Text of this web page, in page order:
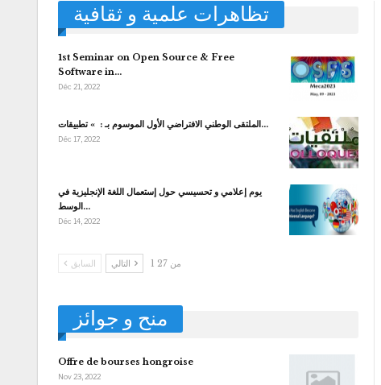
تظاهرات علمية و ثقافية
1st Seminar on Open Source & Free
Software in…
Déc 21, 2022
الملتقى الوطني الافتراضي الأول الموسوم بـ : » تطبيقات…
Déc 17, 2022
يوم إعلامي و تحسيسي حول إستعمال اللغة الإنجليزية في
الوسط…
Déc 14, 2022
السابق 1 من 27
منح و جوائز
Offre de bourses hongroise
Nov 23, 2022